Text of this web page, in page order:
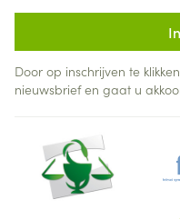
Door op inschrijven te
nieuwsbrief en gaat u